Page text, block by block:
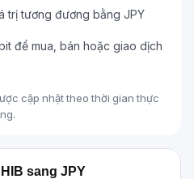
trị tương đương bằng JPY
để mua, bán hoặc giao dịch
cập nhật theo thời gian thực
sang JPY